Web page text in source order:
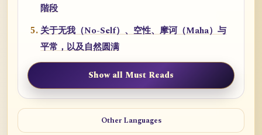
階段
关于无我（No-Self）、空性、摩诃（Maha）与
平常，以及自然圆满
Show all Must Reads
Other Languages